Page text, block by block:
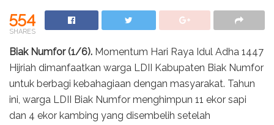
554
SHARES
Biak Numfor (1/6). Momentum Hari Raya Idul Adha 1447
Hijriah dimanfaatkan warga LDII Kabupaten Biak Numfor
untuk berbagi kebahagiaan dengan masyarakat. Tahun
ini, warga LDII Biak Numfor menghimpun 11 ekor sapi
dan 4 ekor kambing yang disembelih setelah